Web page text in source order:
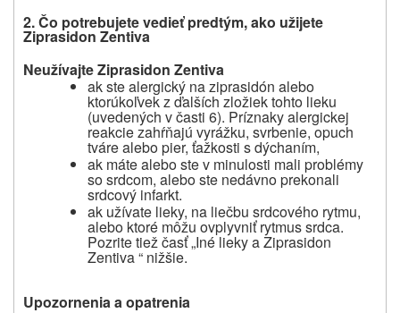
2. Čo potrebujete vedieť predtým, ako užijete
Ziprasidon Zentiva
NeužívajteZiprasidon Zentiva
ak ste alergický na ziprasidón alebo
ktorúkoľvek z ďalších zložiektohto lieku
(uvedených v časti 6). Príznaky alergickej
reakcie zahŕňajú vyrážku, svrbenie, opuch
tváre alebo pier, ťažkosti s dýchaním,
ak máte alebo ste v minulosti mali problémy
so srdcom, alebo ste nedávno prekonali
srdcový infarkt.
ak užívate lieky, na liečbu srdcového rytmu,
alebo ktoré môžu ovplyvniť rytmus srdca.
Pozrite tiež časť „Iné lieky aZiprasidon
Zentiva “ nižšie.
Upozornenia a opatrenia